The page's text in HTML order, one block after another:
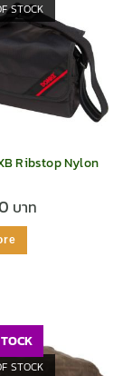
STOCK
Ribstop Nylon
STOCK